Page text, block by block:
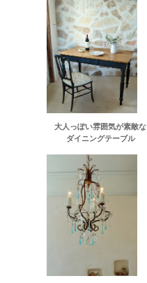
大人っぽい雰囲気が素敵な
ダイニングテーブル